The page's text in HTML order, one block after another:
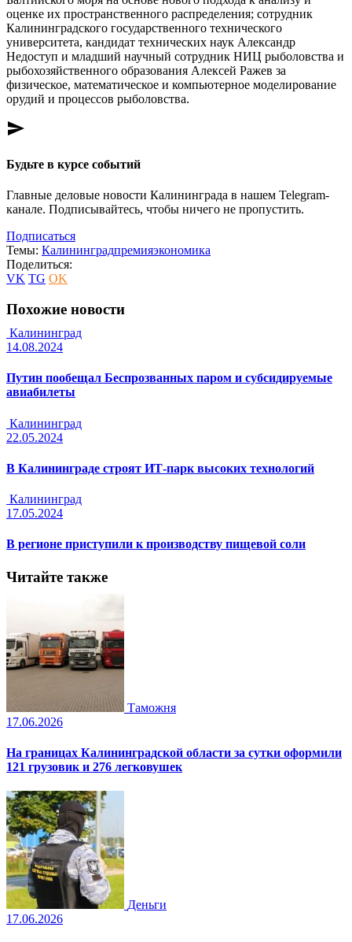
оценке их пространственного распределения; сотрудник
Калининградского государственного технического
университета, кандидат технических наук Александр
Недоступ и младший научный сотрудник НИЦ рыболовства и
рыбохозяйственного образования Алексей Ражев за
физическое, математическое и компьютерное моделирование
орудий и процессов рыболовства.
send
Будьте в курсе событий
Главные деловые новости Калининграда в нашем Telegram-
канале. Подписывайтесь, чтобы ничего не пропустить.
Подписаться
Темы: Калининградпремияэкономика
Поделиться:
VK TG OK
Похожие новости
Калининград
14.08.2024
Путин пообещал Беспрозванных паром и субсидируемые
авиабилеты
Калининград
22.05.2024
В Калининграде строят ИТ-парк высоких технологий
Калининград
17.05.2024
В регионе приступили к производству пищевой соли
Читайте также
Таможня
17.06.2026
На границах Калининградской области за сутки оформили
121 грузовик и 276 легковушек
Деньги
17.06.2026